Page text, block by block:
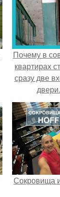
Почему в
квартирах
сразу две
двери.
Сокровища